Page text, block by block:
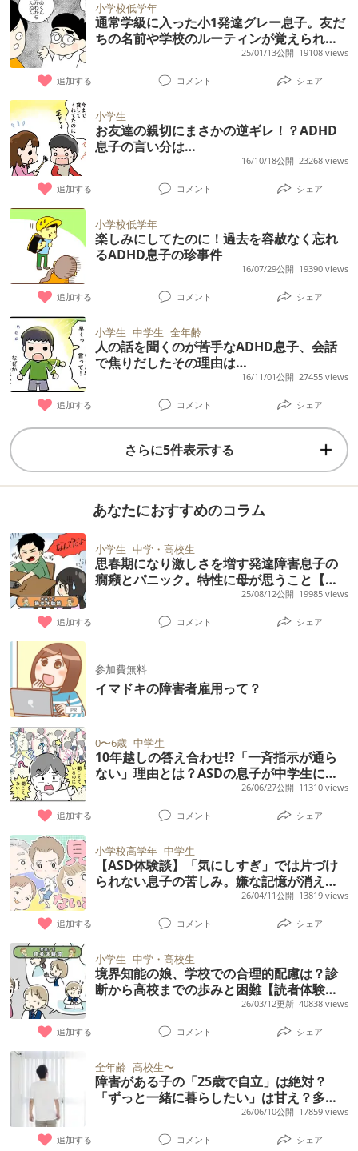
小学校低学年
通常学級に入った小1発達グレー息子。友だ
ちの名前や学校のルーティンが覚えられな
い、授業中も上の空…焦った母は
25/01/13公開 19108 views
追加する コメント シェア
小学生
お友達の親切にまさかの逆ギレ！？ADHD
息子の言い分は…
16/10/18公開 23268 views
追加する コメント シェア
小学校低学年
楽しみにしてたのに！過去を容赦なく忘れ
るADHD息子の珍事件
16/07/29公開 19390 views
追加する コメント シェア
小学生 中学生 全年齢
人の話を聞くのが苦手なADHD息子、会話
で焦りだしたその理由は…
16/11/01公開 27455 views
追加する コメント シェア
さらに5件表示する
あなたにおすすめのコラム
小学生 中学・高校生
思春期になり激しさを増す発達障害息子の
癇癪とパニック。特性に母が思うこと【読
25/08/12公開 19985 views
追加する コメント シェア
参加費無料
イマドキの障害者雇用って？
0〜6歳 中学生
10年越しの答え合わせ!?「一斉指示が通ら
ない」理由とは？ASDの息子が中学生にな
26/06/27公開 11310 views
追加する コメント シェア
小学校高学年 中学生
【ASD体験談】「気にしすぎ」では片づけ
られない息子の苦しみ。嫌な記憶が消えな
い特性との向き合い方（専門家解説）
26/04/11公開 13819 views
追加する コメント シェア
小学生 中学・高校生
境界知能の娘、学校での合理的配慮は？診
断から高校までの歩みと困難【読者体験
26/03/12更新 40838 views
追加する コメント シェア
全年齢 高校生〜
障害がある子の「25歳で自立」は絶対？
「ずっと一緒に暮らしたい」は甘え？多様
化する住まい選びと親の葛藤26/06/10公開 17859 views
追加する コメント シェア